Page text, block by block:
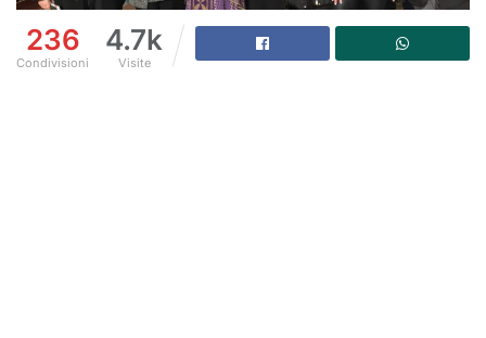
236
Condivisioni
4.7k
Visite